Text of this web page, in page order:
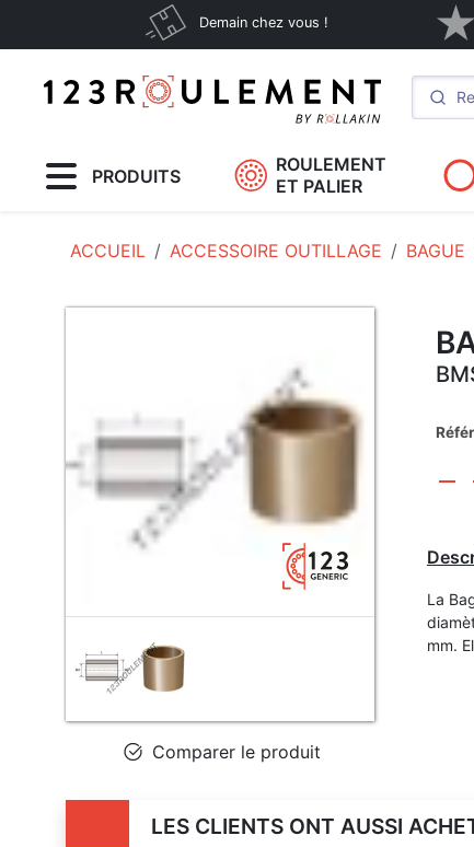
Demain chez vous !
PRODUITS
ROULEMENT
ET PALIER
ACCUEIL ACCESSOIRE OUTILLAGE BAGUE
Comparer le produit
La
mm.
LES CLIENTS ONT AUSSI